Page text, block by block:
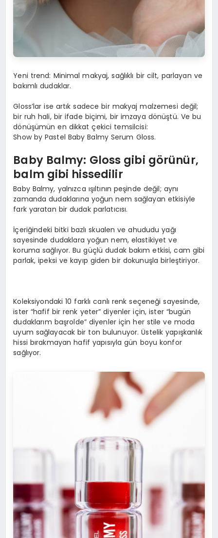
Yeni trend: Minimal makyaj, sağlıklı bir cilt, parlayan ve
bakımlı dudaklar.
Gloss’lar ise artık sadece bir makyaj malzemesi değil;
bir ruh hali, bir ifade biçimi, bir imzaya dönüştü. Ve bu
dönüşümün en dikkat çekici temsilcisi:
Show by Pastel Baby Balmy Serum Gloss.
Baby Balmy: Gloss gibi görünür,
balm gibi hissedilir
Baby Balmy, yalnızca ışıltının peşinde değil; aynı
zamanda dudaklarına yoğun nem sağlayan etkisiyle
fark yaratan bir dudak parlatıcısı.
İçeriğindeki bitki bazlı skualen ve ahududu yağı
sayesinde dudaklara yoğun nem, elastikiyet ve
koruma sağlıyor. Bu güçlü dudak bakım etkisi, cam gibi
parlak, ipeksi ve kayıp giden bir dokunuşla birleştiriyor.
Koleksiyondaki 10 farklı canlı renk seçeneği sayesinde,
ister “hafif bir renk yeter” diyenler için, ister “bugün
dudaklarım başrolde” diyenler için her stile ve moda
uyum sağlayacak bir ton bulunuyor. Üstelik yapışkanlık
hissi bırakmayan hafif yapısıyla gün boyu konfor
sağlıyor.